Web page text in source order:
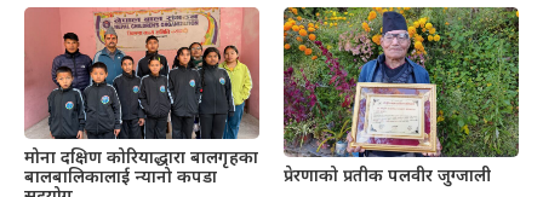
मोना दक्षिण कोरियाद्धारा बालगृहका
बालबालिकालाई न्यानो कपडा
प्रेरणाको प्रतीक पलवीर जुग्जाली